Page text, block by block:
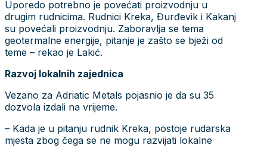
Uporedo potrebno je povećati proizvodnju u
drugim rudnicima. Rudnici Kreka, Đurđevik i Kakanj
su povećali proizvodnju. Zaboravlja se tema
geotermalne energije, pitanje je zašto se bježi od
teme – rekao je Lakić.
Razvoj lokalnih zajednica
Vezano za Adriatic Metals pojasnio je da su 35
dozvola izdali na vrijeme.
– Kada je u pitanju rudnik Kreka, postoje rudarska
mjesta zbog čega se ne mogu razvijati lokalne